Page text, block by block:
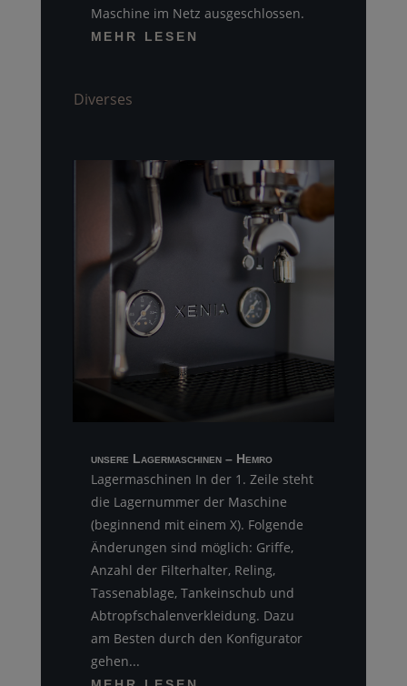
Maschine im Netz ausgeschlossen.
MEHR LESEN
Diverses
unsere Lagermaschinen – Hemro
Lagermaschinen In der 1. Zeile steht
die Lagernummer der Maschine
(beginnend mit einem X). Folgende
Änderungen sind möglich: Griffe,
Anzahl der Filterhalter, Reling,
Tassenablage, Tankeinschub und
Abtropfschalenverkleidung. Dazu
am Besten durch den Konfigurator
gehen...